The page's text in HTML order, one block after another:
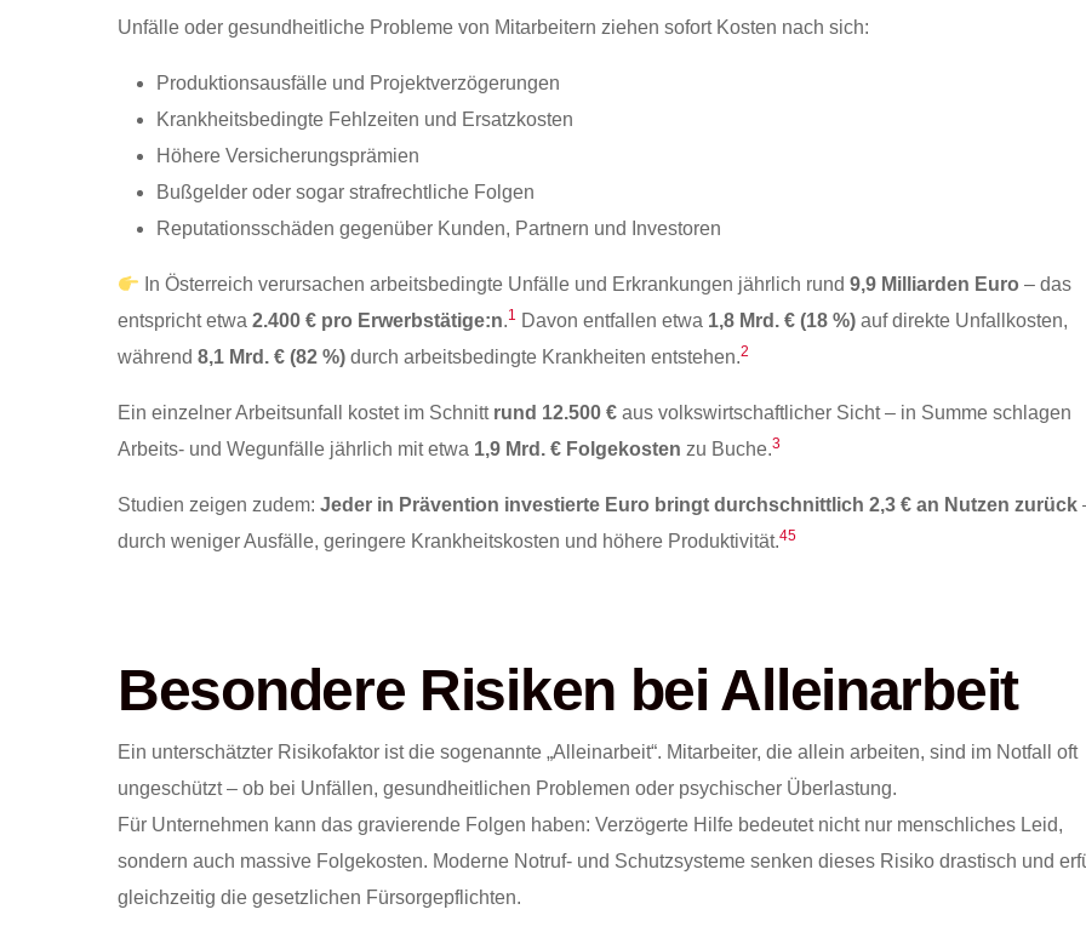
Unfälle oder gesundheitliche Probleme von Mitarbeitern ziehen sofort Kosten nach sich:
Produktionsausfälle und Projektverzögerungen
Krankheitsbedingte Fehlzeiten und Ersatzkosten
Höhere Versicherungsprämien
Bußgelder oder sogar strafrechtliche Folgen
Reputationsschäden gegenüber Kunden, Partnern und Investoren
In Österreich verursachen arbeitsbedingte Unfälle und Erkrankungen jährlich rund9,9 Milliarden Euro – das
entspricht etwa 2.400 € pro Erwerbstätige:n.1 Davon entfallen etwa 1,8 Mrd. € (18 %) auf direkte Unfallkosten,
während 8,1 Mrd. € (82 %) durch arbeitsbedingte Krankheiten entstehen.2
Ein einzelner Arbeitsunfall kostet im Schnitt rund 12.500 € aus volkswirtschaftlicher Sicht – in Summe schlagen
Arbeits- und Wegunfälle jährlich mit etwa 1,9 Mrd. € Folgekosten zu Buche.3
Studien zeigen zudem: Jeder in Prävention investierte Euro bringt durchschnittlich 2,3 € an Nutzen zurück
durch weniger Ausfälle, geringere Krankheitskosten und höhere Produktivität.45
Besondere Risiken bei Alleinarbeit
Ein unterschätzter Risikofaktor ist die sogenannte „Alleinarbeit“. Mitarbeiter, die allein arbeiten, sind im Notfall oft
ungeschützt – ob bei Unfällen, gesundheitlichen Problemen oder psychischer Überlastung.
Für Unternehmen kann das gravierende Folgen haben: Verzögerte Hilfe bedeutet nicht nur menschliches Leid,
sondern auch massive Folgekosten. Moderne Notruf- und Schutzsysteme senken dieses Risiko drastisch und
gleichzeitig die gesetzlichen Fürsorgepflichten.